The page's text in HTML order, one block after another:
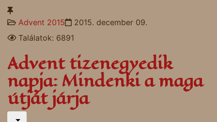
Advent 2015
2015. december 09.
Találatok: 6891
Advent tizenegyedik
napja: Mindenki a maga
útját járja